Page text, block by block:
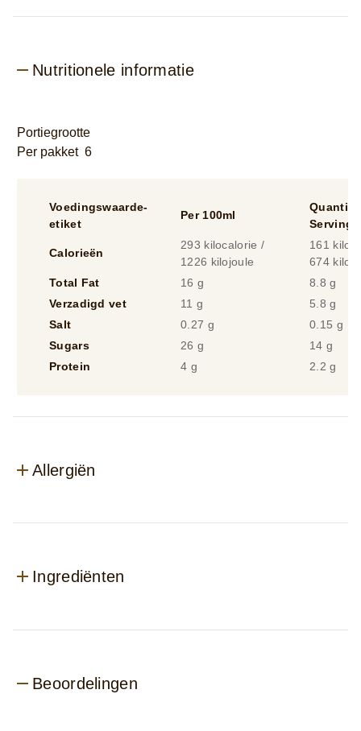
Nutritionele informatie
Portiegrootte
Per pakket 6
Voedingswaarde-
etiket
Per 100ml
Quantity
Serving
Calorieën
293 kilocalorie /
1226 kilojoule
161
674
Total Fat
16 g
8.8 g
Verzadigd vet
11 g
5.8 g
Salt
0.27 g
0.15 g
Sugars
26 g
14 g
Protein
4 g 2.2 g
Allergiën
Ingrediënten
Beoordelingen